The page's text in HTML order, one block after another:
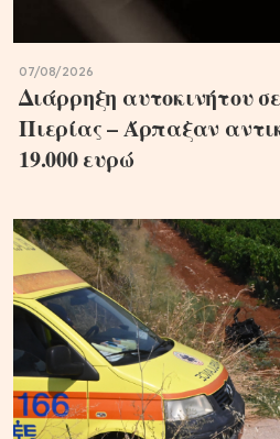
07/08/2026
Διάρρηξη αυτοκινήτου
Πιερίας – Άρπαξαν
19.000 ευρώ